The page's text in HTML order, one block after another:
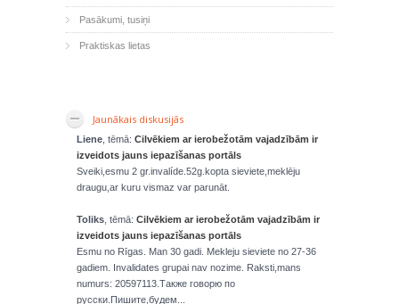
Pasākumi, tusiņi
Praktiskas lietas
Jaunākais diskusijās
Liene , tēmā: Cilvēkiem ar ierobežotām vajadzībām ir
izveidots jauns iepazīšanas portāls
Sveiki,esmu 2 gr.invalíde.52g.kopta sieviete,meklēju
draugu,ar kuru vismaz var parunāt.
Toliks , tēmā: Cilvēkiem ar ierobežotām vajadzībām ir
izveidots jauns iepazīšanas portāls
Esmu no Rīgas. Man 30 gadi. Mekleju sieviete no 27-36
gadiem. Invalidates grupai nav nozime. Raksti,mans
numurs: 20597113.Также говорю по
русски.Пишите,будем...